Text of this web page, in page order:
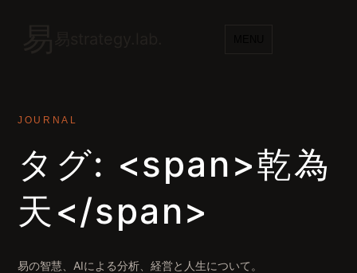
JOURNAL
タグ: <span>乾為
天</span>
易の智慧、AIによる分析、経営と人生について。